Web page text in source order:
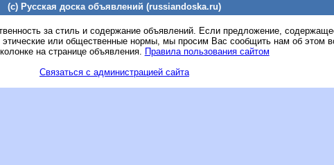
(c) Русская доска объявлений (russiandoska.ru)
за стиль и содержание объявлений. Если предложение,
или общественные нормы, мы просим Вас сообщить нам об этом
на странице объявления. Правила пользования сайтом
Связаться с администрацией сайта